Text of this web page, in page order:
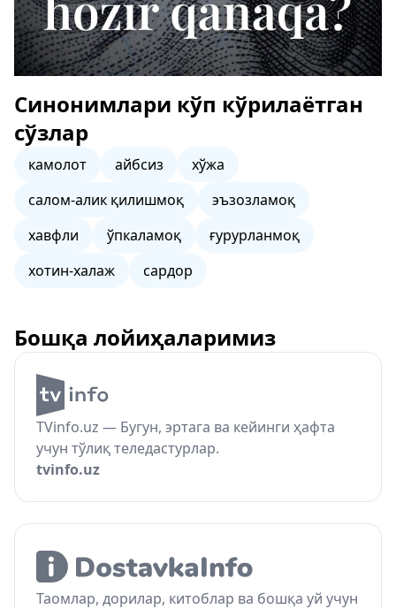
Синонимлари кўп кўрилаётган
сўзлар
камолот айбсиз
хўжа
салом-алик қилишмоқ
эъзозламоқ
хавфли
ўпкаламоқ
ғурурланмоқ
хотин-халаж
сардор
Бошқа лойиҳаларимиз
TVinfo.uz — Бугун, эртага ва кейинги ҳафта
учун тўлиқ теледастурлар.
tvinfo.uz
Таомлар, дорилар, китоблар ва бошқа уй учун